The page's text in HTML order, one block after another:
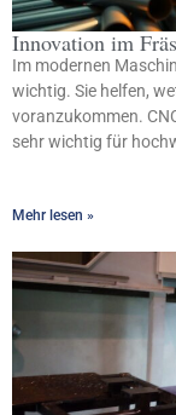
Innovation im
Im modernen
wichtig. Sie helfen,
voranzukommen.
sehr wichtig für
Mehr lesen »